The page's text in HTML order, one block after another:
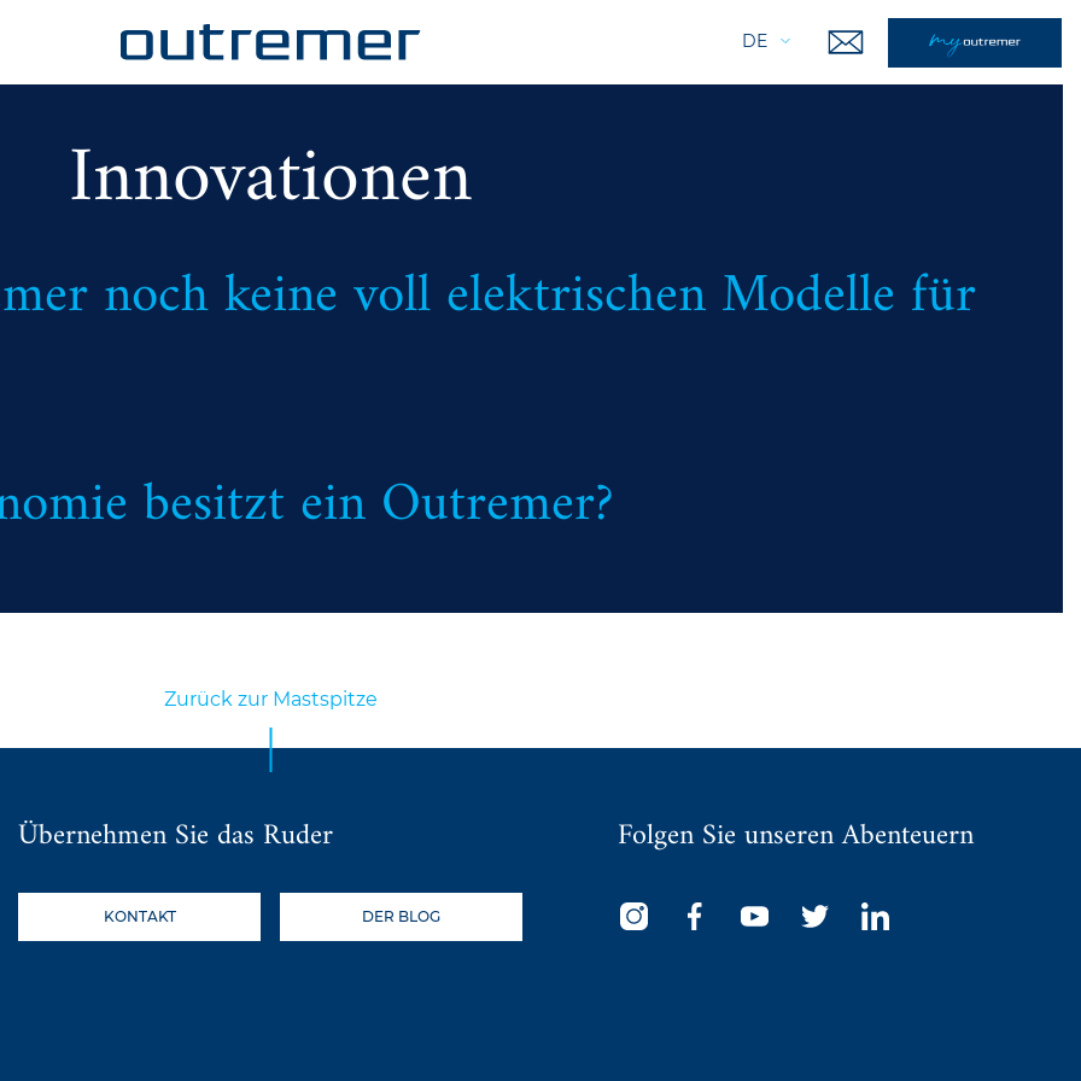
DE
Innovationen
noch keine voll elektrischen Modelle für
besitzt ein Outremer?
Übernehmen Sie das Ruder
KONTAKT DER BLOG
Folgen Sie unseren Abenteuern
Zurück zur Mastspitze